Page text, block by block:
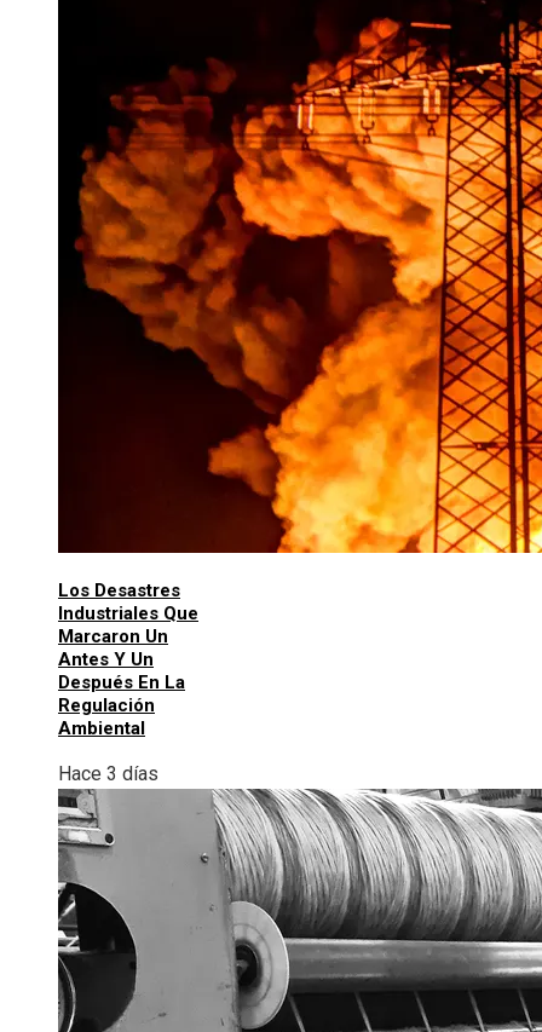
Los Desastres
Industriales Que
Marcaron Un
Antes Y Un
Después En La
Regulación
Ambiental
Hace 3 días